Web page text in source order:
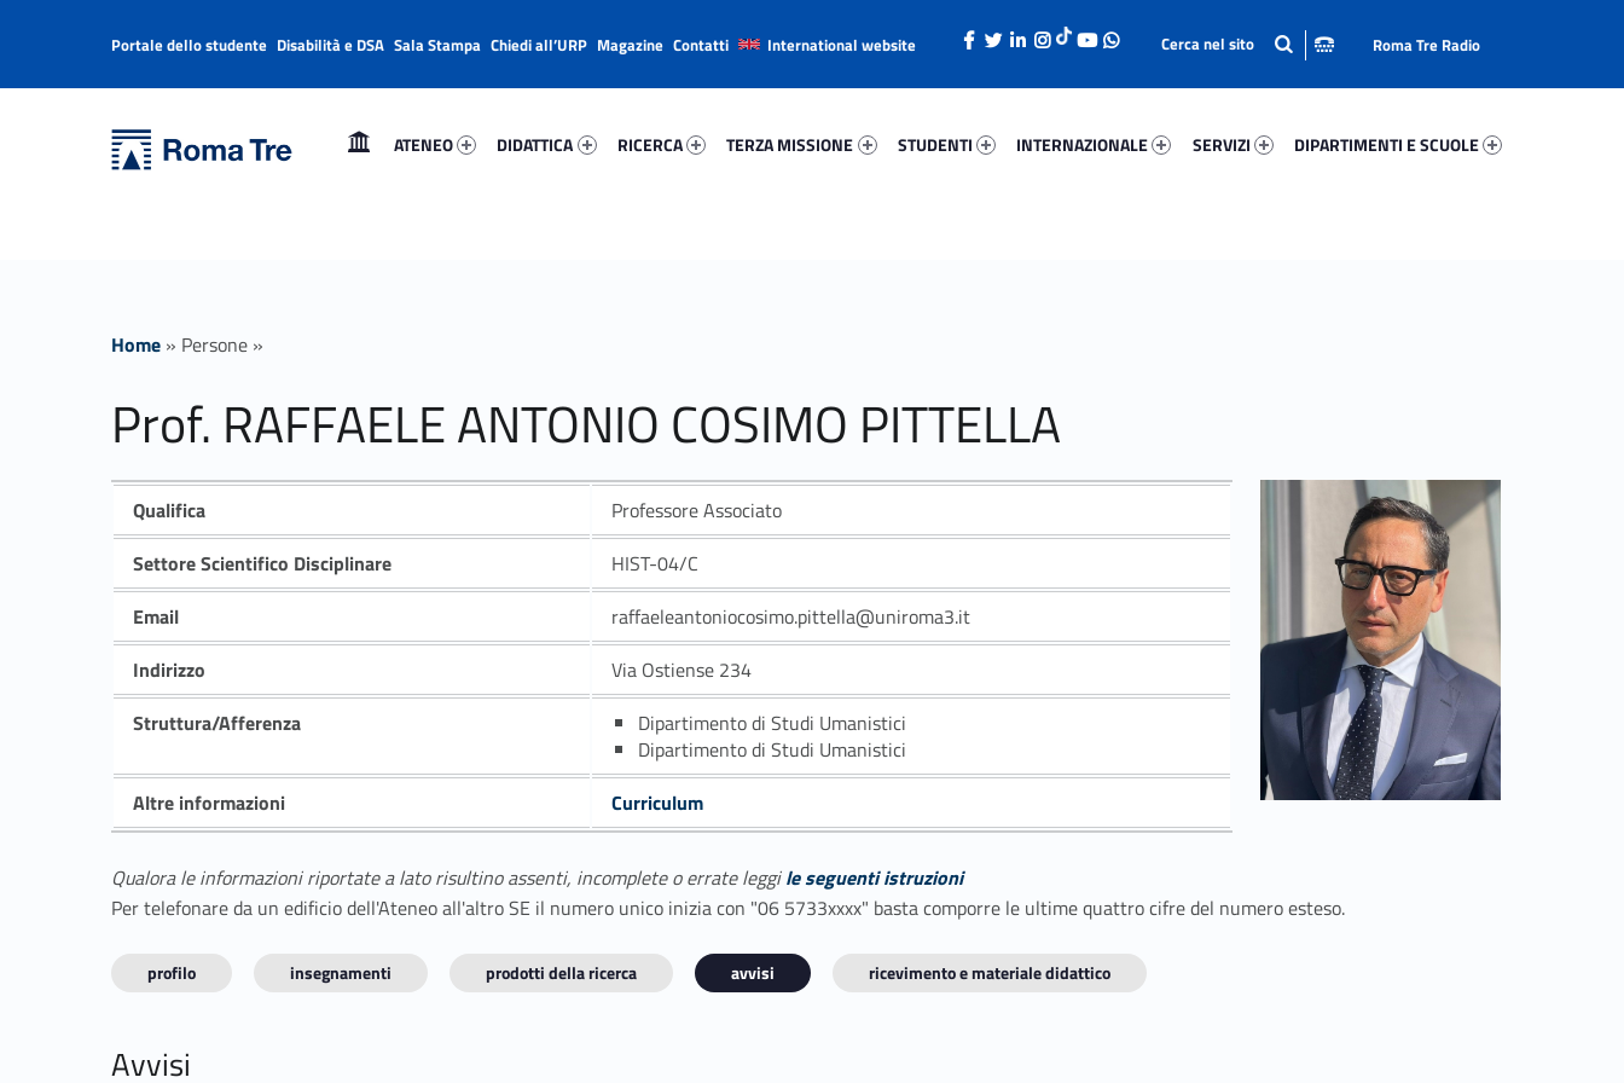
Prof. RAFFAELE ANTONIO COSIMO PITTELLA - Università Roma Tre
ATENEO
DIDATTICA
RICERCA
TERZA MISSIONE
STUDENTI
INTERNAZIONALE
SERVIZI
DIPARTIMENTI E SCUOLE
Header info sidebar
Portale dello studente Disabilità e DSA Sala Stampa Chiedi all’URP Magazine Contatti International website Roma Tre Radio
Home » Persone »
Prof. RAFFAELE ANTONIO COSIMO PITTELLA
Qualifica
Professore Associato
Settore Scientifico Disciplinare
HIST-04/C
Email
raffaeleantoniocosimo.pittella@uniroma3.it
Indirizzo
Via Ostiense 234
Struttura/Afferenza
Dipartimento di Studi Umanistici
Dipartimento di Studi Umanistici
Altre informazioni
Curriculum
Qualora le informazioni riportate a lato risultino assenti, incomplete o errate leggile seguenti istruzioni
Per telefonare da un edificio dell'Ateneo all'altro SE il numero unico inizia con "06 5733xxxx" basta comporre le ultime quattro cifre del numero esteso.
profilo insegnamenti prodotti della ricerca avvisi ricevimento e materiale didattico
Avvisi